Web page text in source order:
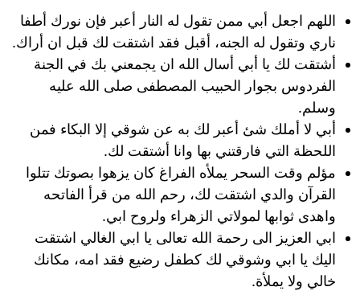
اللهم اجعل أبي ممن تقول له النار أعبر فإن نورك أطفا
ناري وتقول له الجنه، أقبل فقد اشتقت لك قبل ان أراك.
أشتقت لك يا أبي أسال الله ان يجمعني بك في الجنة
الفردوس بجوار الحبيب المصطفى صلى الله عليه
وسلم.
أبي لا أملك شئ أعبر لك به عن شوقي إلا البكاء فمن
اللحظة التي فارقتني بها وانا أشتقت لك.
مؤلم وقت السحر يملأه الفراغ كان يزهوا بصوتك تتلوا
القرآن والدي اشتقت لك، رحم الله من قرأ الفاتحه
واهدى ثوابها لمولاتي الزهراء ولروح ابي.
ابي العزيز الى رحمة الله تعالى يا ابي الغالي اشتقت
اليك يا ابي وشوقي لك كطفل رضيع فقد امه، مكانك
خالي وﻻ يملأة.